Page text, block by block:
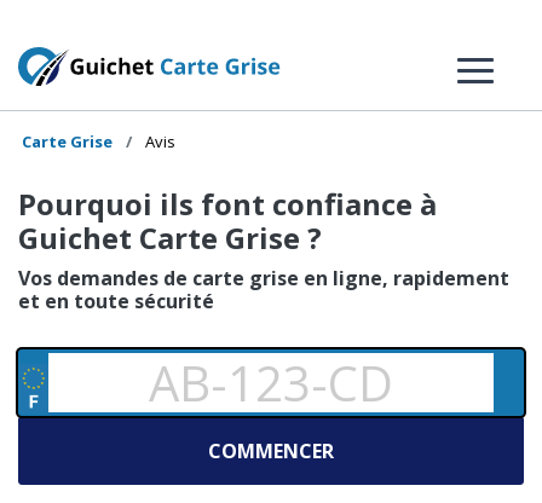
Carte Grise Avis
Pourquoi ils font confiance à
Guichet Carte Grise ?
Vos demandes de carte grise en ligne, rapidement
et en toute sécurité
COMMENCER